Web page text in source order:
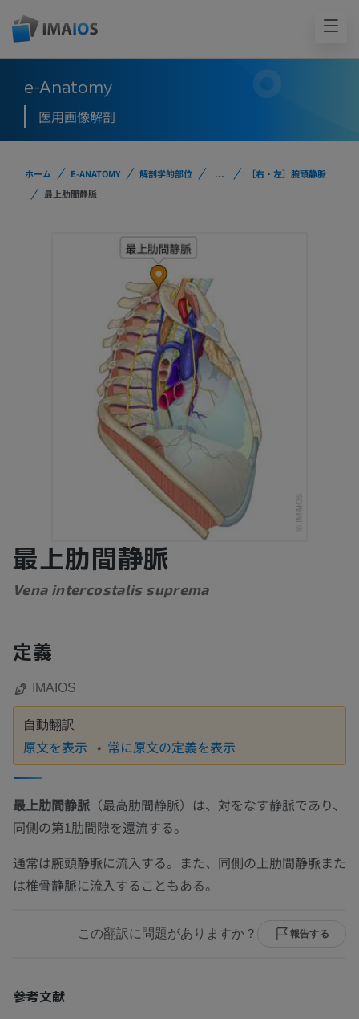
e-Anatomy
医用画像解剖
ホーム E-ANATOMY 解剖学的部位 ...
［右・左］腕頭静脈
最上肋間静脈
最上肋間静脈
Vena intercostalis suprema
定義
IMAIOS
自動翻訳
原文を表示 常に原文の定義を表示
最上肋間静脈 （最高肋間静脈）は、対をなす静脈であり、
同側の第1肋間隙を還流する。
通常は腕頭静脈に流入する。また、同側の上肋間静脈また
は椎骨静脈に流入することもある。
この翻訳に問題がありますか？ 報告する
参考文献